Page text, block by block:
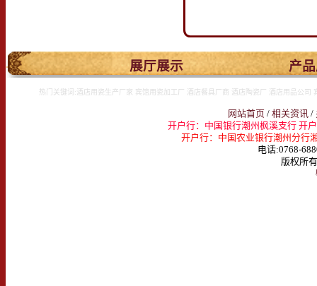
. 展厅展示 产
热门关键词:酒店用瓷生产厂家 宾馆用瓷加工厂 酒店餐具厂商 酒店陶瓷厂 酒店用品公
网站首页/ 相关资讯 /
开户行：中国银行潮州枫溪支行 开
开户行：中国农业银行潮州分行
电话:0768-
版权所